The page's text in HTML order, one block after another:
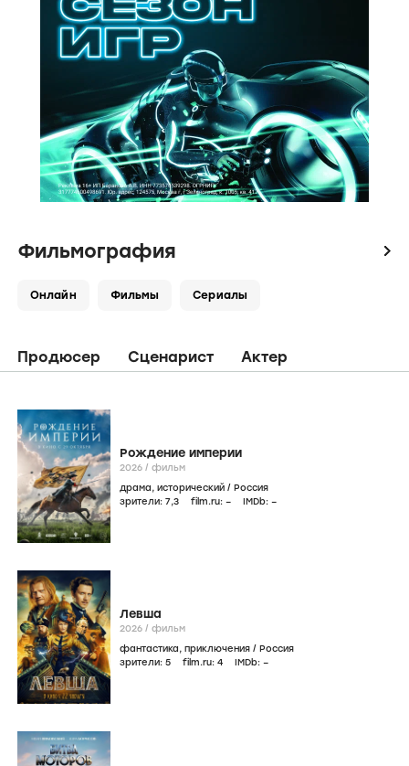
Фильмография icon
Онлайн Фильмы Сериалы
Продюсер Сценарист Актер
Рождение империи
2026 / фильм
драма, исторический / Россия
зрители: 7,3 film.ru: – IMDb: –
Левша
2026 / фильм
фантастика, приключения / Россия
зрители: 5 film.ru: 4 IMDb: –